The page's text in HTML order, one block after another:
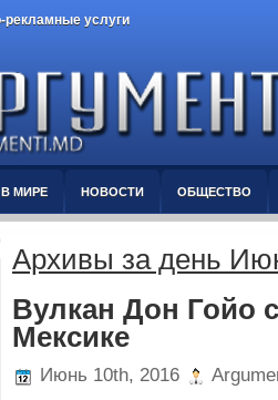
услуги
В МИРЕ НОВОСТИ ОБЩЕСТВО
Архивы за день
Вулкан Дон Гойо
Мексике
Июнь 10th, 2016